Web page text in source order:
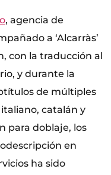
, agencia de
a ‘Alcarràs’
con la traducción al
y durante la
de múltiples
catalán y
para doblaje, los
en
ha sido